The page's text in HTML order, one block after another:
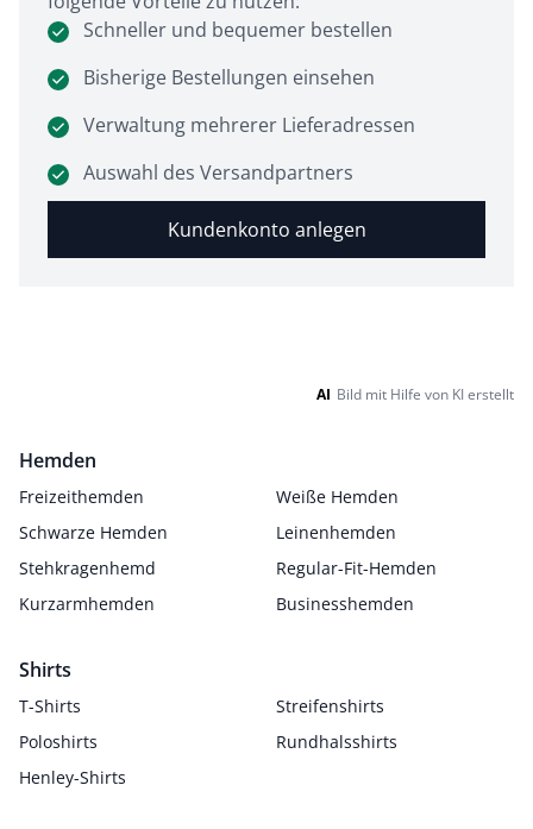
Schneller und bequemer bestellen
Bisherige Bestellungen einsehen
Verwaltung mehrerer Lieferadressen
Auswahl des Versandpartners
Kundenkonto anlegen
AI Bild mit Hilfe von KI erstellt
Hemden
Freizeithemden
Weiße Hemden
Schwarze Hemden
Leinenhemden
Stehkragenhemd
Regular-Fit-Hemden
Kurzarmhemden
Businesshemden
Shirts
T-Shirts
Streifenshirts
Poloshirts
Rundhalsshirts
Henley-Shirts